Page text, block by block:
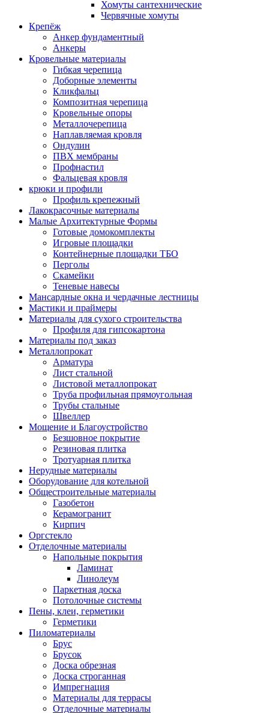
Хомуты сантехнические
Червячные хомуты
Крепёж
Анкер фундаментный
Анкеры
Кровельные материалы
Гибкая черепица
Доборные элементы
Кликфальц
Композитная черепица
Кровельные опоры
Металлочерепица
Наплавляемая кровля
Ондулин
ПВХ мембраны
Профнастил
Фальцевая кровля
крюки и профили
Профиль крепежный
Лакокрасочные материалы
Малые Архитектурные Формы
Готовые домокомплекты
Игровые площадки
Контейнерные площадки ТБО
Перголы
Скамейки
Теневые навесы
Мансардные окна и чердачные лестницы
Мастики и праймеры
Материалы для сухого строительства
Профиля для гипсокартона
Материалы под заказ
Металлопрокат
Арматура
Лист стальной
Листовой металлопрокат
Труба профильная прямоугольная
Трубы стальные
Швеллер
Мощение и Благоустройство
Безшовное покрытие
Резиновая плитка
Тротуарная плитка
Нерудные материалы
Оборудование для котельной
Общестроительные материалы
Газобетон
Керамогранит
Кирпич
Оргстекло
Отделочные материалы
Напольные покрытия
Ламинат
Линолеум
Паркетная доска
Потолочные системы
Пены, клеи, герметики
Герметики
Пиломатериалы
Брус
Брусок
Доска обрезная
Доска строганная
Импрегнация
Материалы для террасы
Отделочные материалы